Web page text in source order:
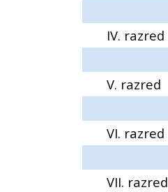
IV. razred
V. razred
VI. razred
VII. razred